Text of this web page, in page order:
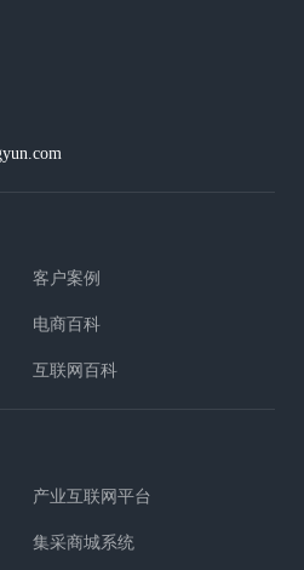
客户案例
电商百科
互联网百科
产业互联网平台
集采商城系统